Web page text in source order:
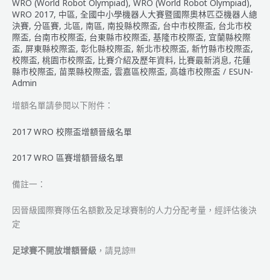
級
名
單
WRO (World Robot Olympiad), WRO (World Robot Olympiad),
WRO 2017, 中區, 全國中小學機器人大賽暨國際奧林匹亞機器人總
決賽, 分區賽, 北區, 南區, 南投縣校際盃, 台中市校際盃, 台北市校
際盃, 台南市校際盃, 台東縣市校際盃, 基隆市校際盃, 宜蘭縣校際
盃, 屏東縣校際盃, 彰化縣校際盃, 新北市校際盃, 新竹縣市校際盃,
校際盃, 桃園市校際盃, 比賽介紹及歷年資料, 比賽最新消息, 花蓮
縣市校際盃, 苗栗縣校際盃, 雲嘉區校際盃, 高雄市校際盃 / ESUN-
Admin
增額名單請參閱以下附件：
2017 WRO 校際盃增額晉級名單
2017 WRO 區賽增額晉級名單
備註一：
因晉級國際賽隊伍名額數及足球賽制的人力分配考量，經評估後決
定
足球賽不開放增額晉級 ，請見諒!!!